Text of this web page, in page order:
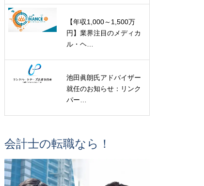
【年収1,000～1,500万
円】業界注目のメディカ
ル・ヘ…
池田眞朗氏アドバイザー
就任のお知らせ：リンク
パー…
会計士の転職なら！